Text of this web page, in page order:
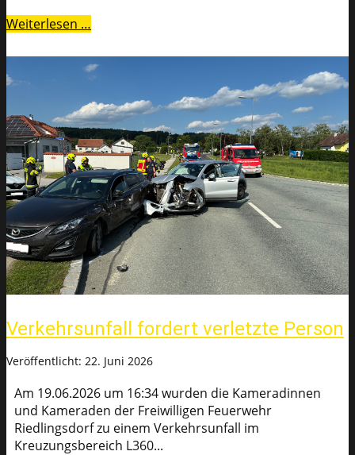
Weiterlesen …
Verkehrsunfall fordert verletzte Person
Veröffentlicht: 22. Juni 2026
Am 19.06.2026 um 16:34 wurden die Kameradinnen
und Kameraden der Freiwilligen Feuerwehr
Riedlingsdorf zu einem Verkehrsunfall im
Kreuzungsbereich L360...